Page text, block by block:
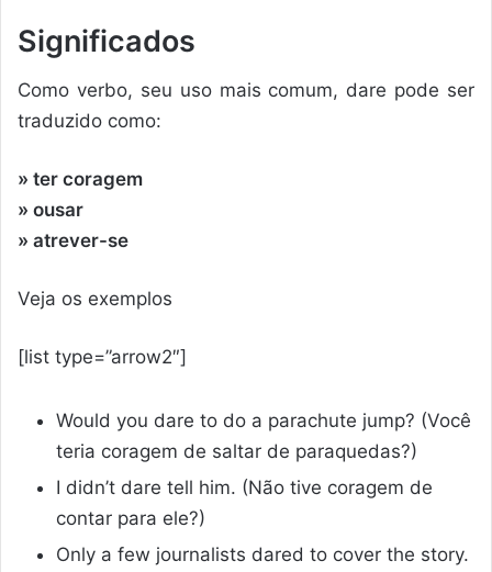
Significados
Como verbo, seu uso mais comum, dare pode ser
traduzido como:
» ter coragem
» ousar
» atrever-se
Veja os exemplos
[list type=”arrow2″]
Would you dare to do a parachute jump? (Você
teria coragem de saltar de paraquedas?)
I didn’t dare tell him. (Não tive coragem de
contar para ele?)
Only a few journalists dared to cover the story.